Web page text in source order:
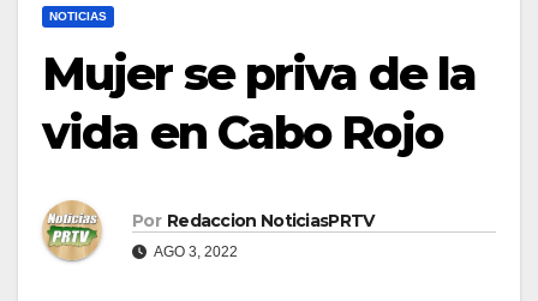
NOTICIAS
Mujer se priva de la
vida en Cabo Rojo
Por Redaccion NoticiasPRTV
AGO 3, 2022